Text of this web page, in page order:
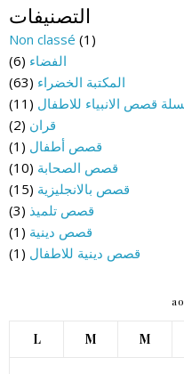
التصنيفات
Non classé (1)
الفضاء (6)
المكتبة الخضراء (63)
قصص الانبياء للاطفال (11)
قران (2)
قصص أطفال (1)
قصص الصحابة (10)
قصص بالانجليزية (15)
قصص تلميذ (3)
قصص دينية (1)
قصص دينية للاطفال (1)
L M M